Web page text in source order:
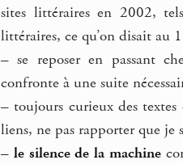
sites littéraires en 2002,
littéraires, ce qu’on disait au
– se reposer en passant
confronte à une suite
– toujours curieux des
liens, ne pas rapporter que je
– le silence de la machine